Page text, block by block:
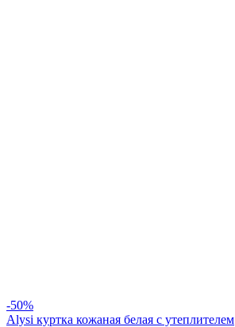
-50%
Alysi куртка кожаная белая с утеплителем